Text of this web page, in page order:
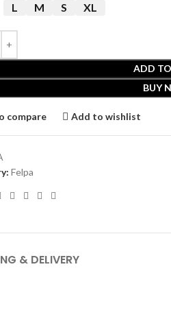
L M S XL
ADD
BUY
compare Add to wishlist
Felpa
& DELIVERY